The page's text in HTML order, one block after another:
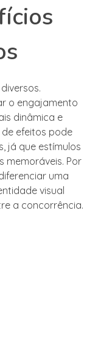
o engajamento
dinâmica e
efeitos pode
já que estímulos
memoráveis. Por
uma
visual
a concorrência.